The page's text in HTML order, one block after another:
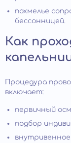
похмелье
бессонницей.
Как
Процедура
включает:
первичный
подбор